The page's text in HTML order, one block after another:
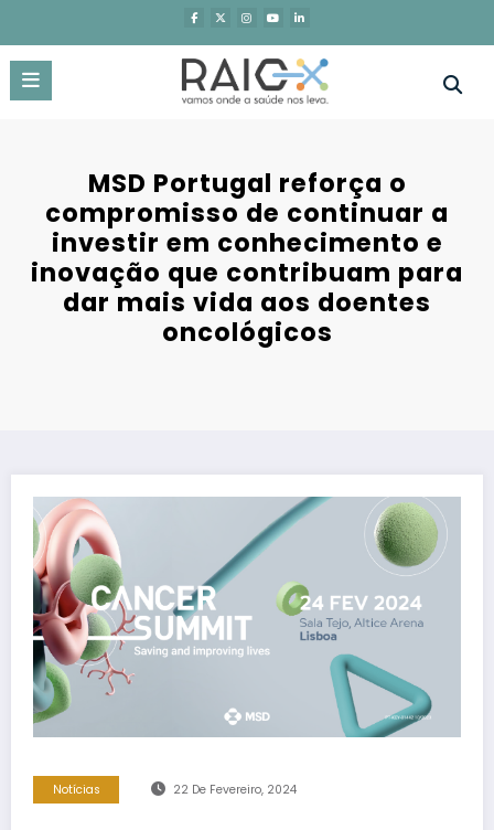
o
conteúdo
MSD Portugal reforça o
compromisso de continuar a
investir em conhecimento e
inovação que contribuam para
dar mais vida aos doentes
oncológicos
Notícias 22 De Fevereiro, 2024